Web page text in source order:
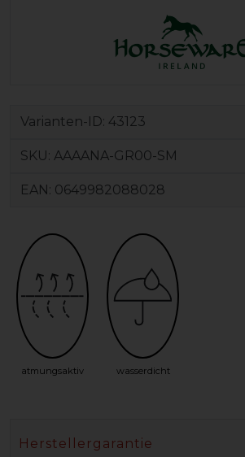
Varianten-ID: 43123
SKU: AAAANA-GR00-SM
EAN: 0649982088028
atmungsaktiv wasserdicht
Herstellergarantie